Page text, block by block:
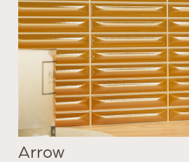
Arrow